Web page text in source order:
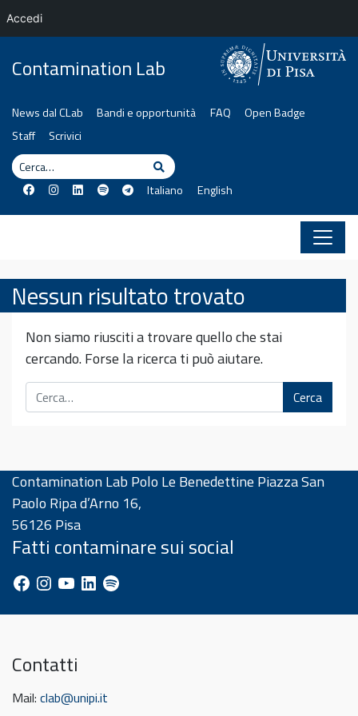
Contamination Lab
News dal CLab Bandi e opportunità FAQ
Open Badge
Staff
Scrivici
Cerca
Cerca
Italiano English
Nessun risultato trovato
Non siamo riusciti a trovare quello che stai
cercando. Forse la ricerca ti può aiutare.
Cerca
Contamination Lab Polo Le Benedettine Piazza San
Paolo Ripa d’Arno 16,
56126 Pisa
Fatti contaminare sui social
Facebook
Instagram
YouTube
LinkedInSpotify
Contatti
Mail: clab@unipi.it
Accedi